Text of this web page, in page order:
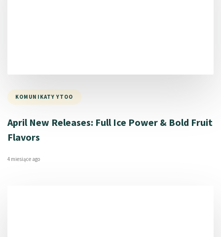
KOMUNIKATY YTOO
April New Releases: Full Ice Power & Bold Fruit
Flavors
4 miesiące ago